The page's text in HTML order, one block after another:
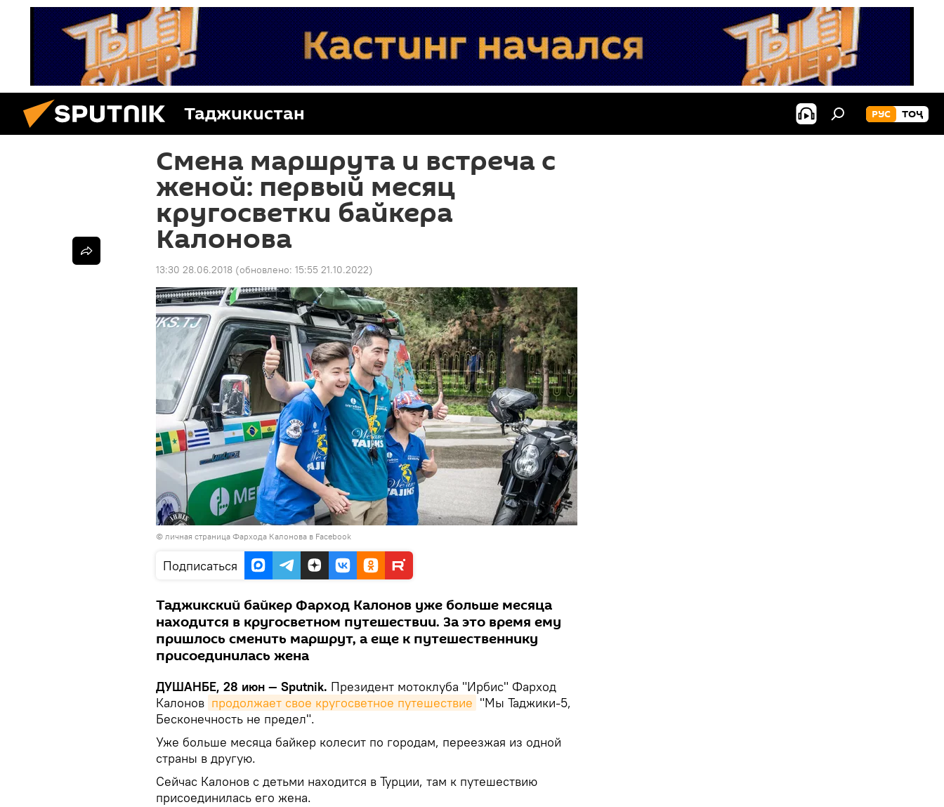
Таджикистан РУС ТОҶ
Смена маршрута и встреча с
женой: первый месяц
кругосветки байкера
Калонова
13:30 28.06.2018 (обновлено: 15:55 21.10.2022)
© личная страница Фархода Калонова в Facebook
Подписаться
Таджикский байкер Фарход Калонов уже больше месяца
находится в кругосветном путешествии. За это время ему
пришлось сменить маршрут, а еще к путешественнику
присоединилась жена
ДУШАНБЕ, 28 июн — Sputnik. Президент мотоклуба "Ирбис" Фарход
Калонов продолжает свое кругосветное путешествие "Мы Таджики-5,
Бесконечность не предел".
Уже больше месяца байкер колесит по городам, переезжая из одной
страны в другую.
Сейчас Калонов с детьми находится в Турции, там к путешествию
присоединилась его жена.